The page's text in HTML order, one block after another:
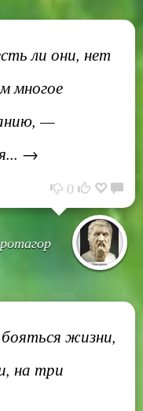
ли они, нет
многое
—
→
0
жизни,
на три